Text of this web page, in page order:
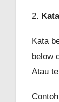
2.
Kata
below
Atau